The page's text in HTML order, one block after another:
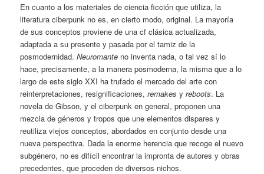
En cuanto a los materiales de ciencia ficción que utiliza, la
literatura ciberpunk no es, en cierto modo, original. La mayoría
de sus conceptos proviene de una cf clásica actualizada,
adaptada a su presente y pasada por el tamiz de la
posmodernidad.Neuromante no inventa nada, o tal vez sí lo
hace, precisamente, a la manera posmoderna, la misma que a lo
largo de este siglo XXI ha trufado el mercado del arte con
reinterpretaciones, resignificaciones,remakes yreboots. La
novela de Gibson, y el ciberpunk en general, proponen una
mezcla de géneros y tropos que une elementos dispares y
reutiliza viejos conceptos, abordados en conjunto desde una
nueva perspectiva. Dada la enorme herencia que recoge el nuevo
subgénero, no es difícil encontrar la impronta de autores y obras
precedentes, que proceden de diversos nichos.